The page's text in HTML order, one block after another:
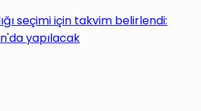
seçimi için takvim belirlendi:
yapılacak